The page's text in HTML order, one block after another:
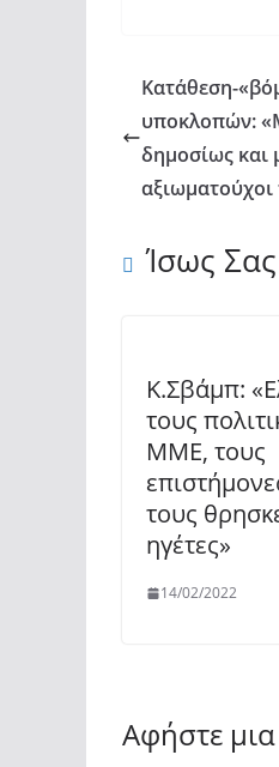
Κατάθεση-
υποκλοπών:
δημοσίως και
Ίσως
Κ.Σβάμπ:
τους
ΜΜΕ, τους
τους
ηγέτες»
14/02/2022
Αφήστε